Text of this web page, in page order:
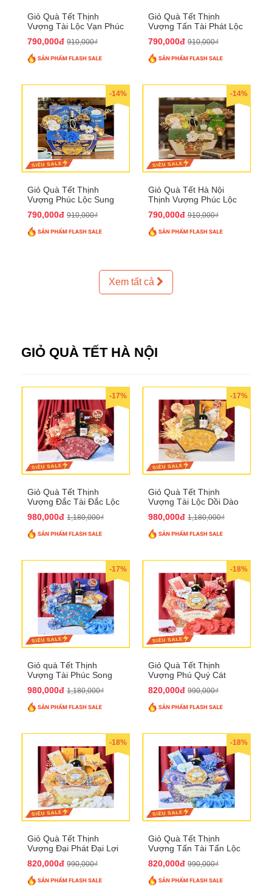
Giỏ Quà Tết Thịnh
Vượng Tài Lộc Vạn Phúc
790,000đ 910,000₫
Giỏ Quà Tết Thịnh
Vượng Tấn Tài Phát Lộc
790,000đ 910,000₫
-14%
Giỏ Quà Tết Thịnh
Vượng Phúc Lộc Sung
790,000đ 910,000₫
-14%
Giỏ Quà Tết Hà Nội
Thịnh Vượng Phúc Lộc
790,000đ 910,000₫
Xem tất cả
GIỎ QUÀ TẾT HÀ NỘI
-17%
Giỏ Quà Tết Thịnh
Vượng Đắc Tài Đắc Lộc
980,000đ 1,180,000₫
-17%
Giỏ Quà Tết Thịnh
Vượng Tài Lộc Dồi Dào
980,000đ 1,180,000₫
-17%
Giỏ quà Tết Thịnh
Vượng Tài Phúc Song
980,000đ 1,180,000₫
-18%
Giỏ Quà Tết Thịnh
Vượng Phú Quý Cát
820,000đ 990,000₫
-18%
Giỏ Quà Tết Thịnh
Vượng Đại Phát Đại Lợi
820,000đ 990,000₫
-18%
Giỏ Quà Tết Thịnh
Vượng Tấn Tài Tấn Lộc
820,000đ 990,000₫